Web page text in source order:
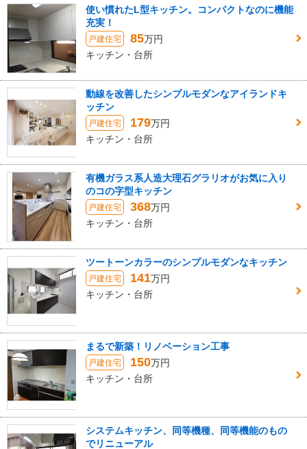
使い慣れたL型キッチン。コンパクトなのに機能
充実！
戸建住宅 85万円
キッチン・台所
動線を改善したシンプルモダンなアイランドキ
ッチン
戸建住宅 179万円
キッチン・台所
有機ガラス系人造大理石グラリオがお気に入り
のコの字型キッチン
戸建住宅 368万円
キッチン・台所
ツートーンカラーのシンプルモダンなキッチン
戸建住宅 141万円
キッチン・台所
まるで新築！リノベーション工事
戸建住宅 150万円
キッチン・台所
システムキッチン、同等機種、同等機能のもの
でリニューアル